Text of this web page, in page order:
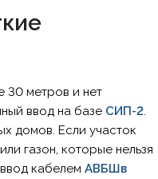
30 метров и нет
ввод на базе СИП-2.
домов. Если участок
газон, которые нельзя
кабелем АВБШв